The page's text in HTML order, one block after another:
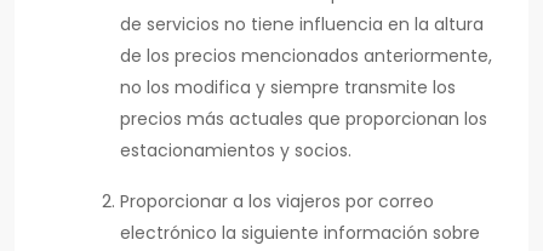
de servicios no tiene influencia en la altura
de los precios mencionados anteriormente,
no los modifica y siempre transmite los
precios más actuales que proporcionan los
estacionamientos y socios.
Proporcionar a los viajeros por correo
electrónico la siguiente información sobre